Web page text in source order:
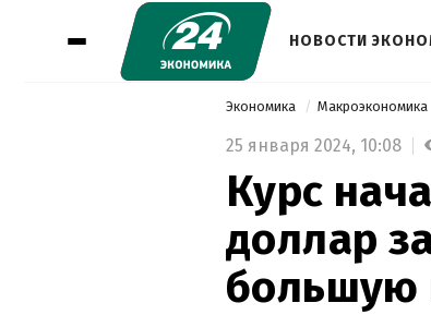
НОВОСТИ
Экономика Макроэкономика
25 января 2024, 10:08
Курс
доллар
большую